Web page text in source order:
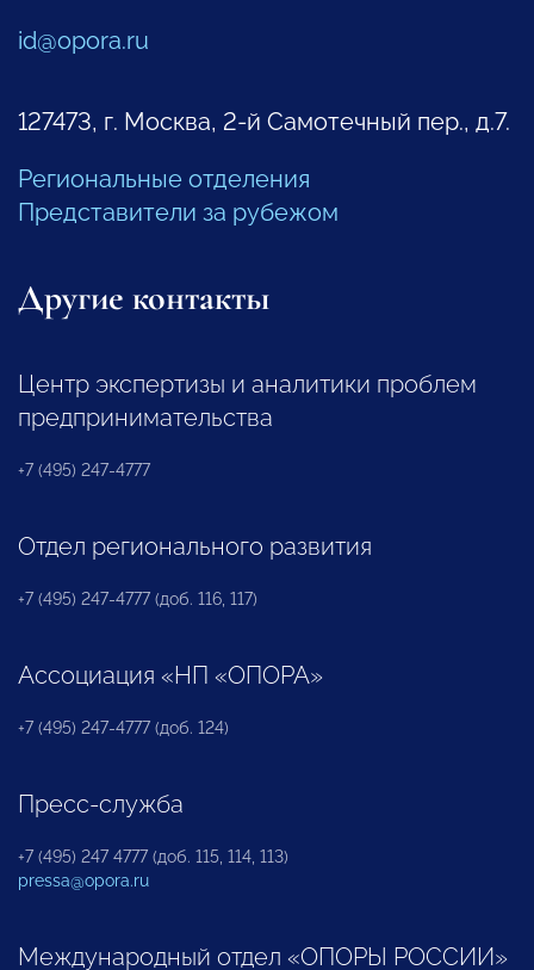
id@opora.ru
127473, г. Москва, 2-й Самотечный пер., д.7.
Региональные отделения
Представители за рубежом
Другие контакты
Центр экспертизы и аналитики проблем
предпринимательства
+7 (495) 247-4777
Отдел регионального развития
+7 (495) 247-4777 (доб. 116, 117)
Ассоциация «НП «ОПОРА»
+7 (495) 247-4777 (доб. 124)
Пресс-служба
+7 (495) 247 4777 (доб. 115, 114, 113)
pressa@opora.ru
Международный отдел «ОПОРЫ РОССИИ»